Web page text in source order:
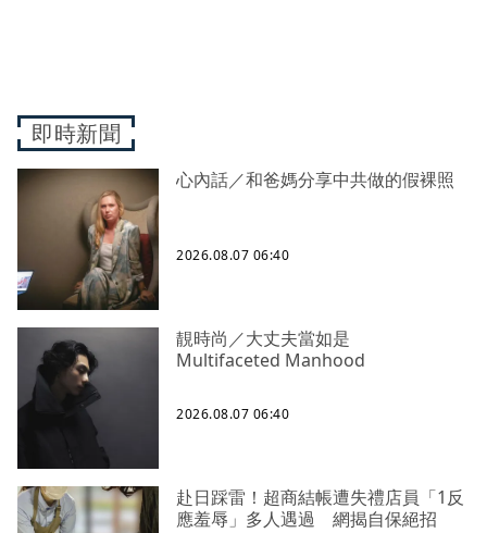
即時新聞
心內話／和爸媽分享中共做的假裸照
2026.08.07 06:40
靚時尚／大丈夫當如是
Multifaceted Manhood
2026.08.07 06:40
赴日踩雷！超商結帳遭失禮店員「1反
應羞辱」多人遇過 網揭自保絕招